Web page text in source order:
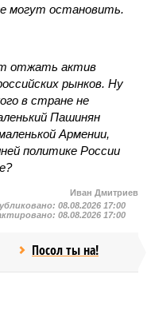
могут остановить.
отжать актив
рынков. Ну
в стране не
Пашинян
Армении,
политике России
Иван Дмитриев
08.08.2026 17:00
08.08.2026 17:00
Посол ты на!